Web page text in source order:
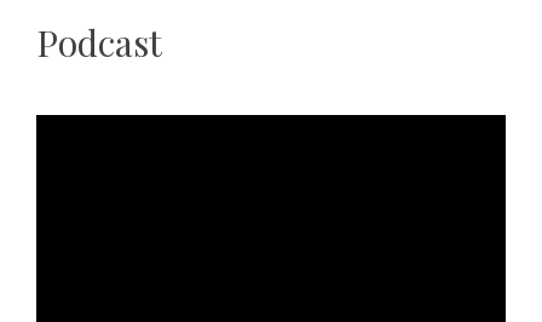
Podcast